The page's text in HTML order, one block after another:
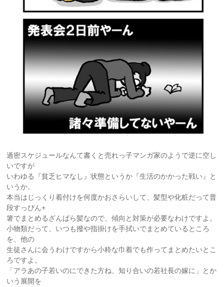
過密スケジュールなんて書くと売れっ子マンガ家のようで逆に空し
いですが
いわゆる『貧乏ヒマなし』状態というか『生活のかかった戦い』と
いうか。
本当はじっくり着付けを何度かおさらいして、髪型や化粧だって普
段すっぴん+
箸でまとめるざんばら髪なので、傾向と対策が必要なわけですよ。
小物類だって、いつも撥や指掛けを手拭いでまとめているところ
を、他の
生徒さんに会うわけですから小粋な巾着でも作ってまとめたいとこ
ろですよ。
「アラあの子若いのにできた方ね、知り合いの若社長の嫁に」とか
いう展開を